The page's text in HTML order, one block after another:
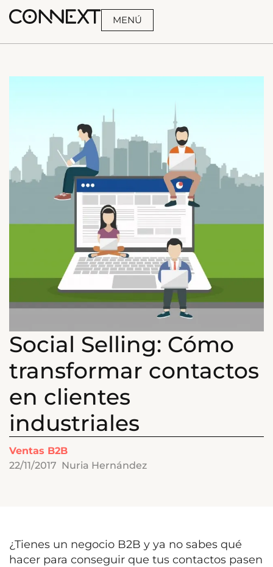
MENÚ
Social Selling: Cómo
transformar contactos
en clientes
industriales
Ventas B2B
22/11/2017 Nuria Hernández
¿Tienes un negocio B2B y ya no sabes qué
hacer para conseguir que tus contactos pasen